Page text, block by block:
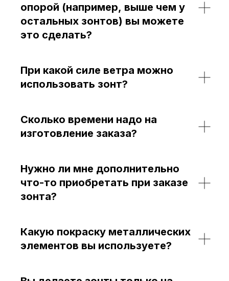
опорой (например, выше чем у
остальных зонтов) вы можете
это сделать?
При какой силе ветра можно
использовать зонт?
Сколько времени надо на
изготовление заказа?
Нужно ли мне дополнительно
что-то приобретать при заказе
зонта?
Какую покраску металлических
элементов вы используете?